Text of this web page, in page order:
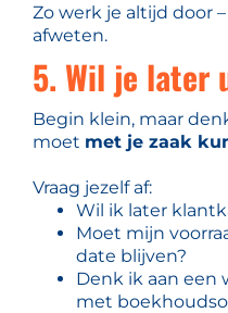
Zo werk je altijd door
afweten.
5. Wil je later
Begin klein, maar
moet met je zaak
Vraag jezelf af:
Wil ik later
Moet mijn
date blijven?
Denk ik aan een
met